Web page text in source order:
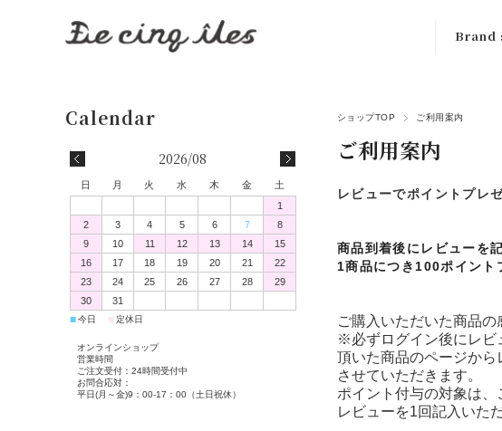
Brand
ショップTOP ご利用案内
ご利用案内
レビューでポイントプレ
商品到着後にレビューを
1商品につき100ポイント
ご購入いただいた商品
※必ずログイン後にレビ
頂いた商品のページか
させていただきます。
ポイント付与の対象は、
レビューを1回記入いた
2026/08
日 月 火 水 木 金
土
1
2
3 4 5 6 7
8
9
10 11 12 13 14
15
16
17 18 19 20 21
22
23
24 25 26 27 28
29
30
31
■今日 ■ 定休日
オンラインショップ
営業時間
ご注文受付：24時間受付中
お問合応対：
平日(月～金)9：00-17：00（土日祝休）